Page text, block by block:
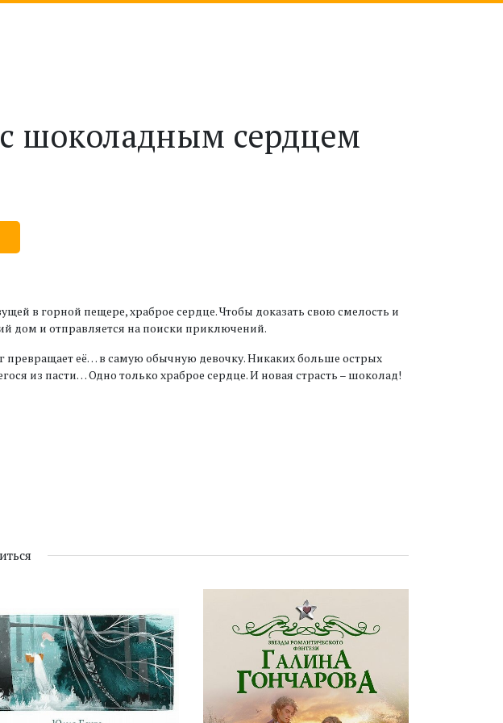
шоколадным сердцем
в горной пещере, храброе сердце. Чтобы доказать свою смелость и
дом и отправляется на поиски приключений.
её… в самую обычную девочку. Никаких больше острых
из пасти… Одно только храброе сердце. И новая страсть – шоколад!